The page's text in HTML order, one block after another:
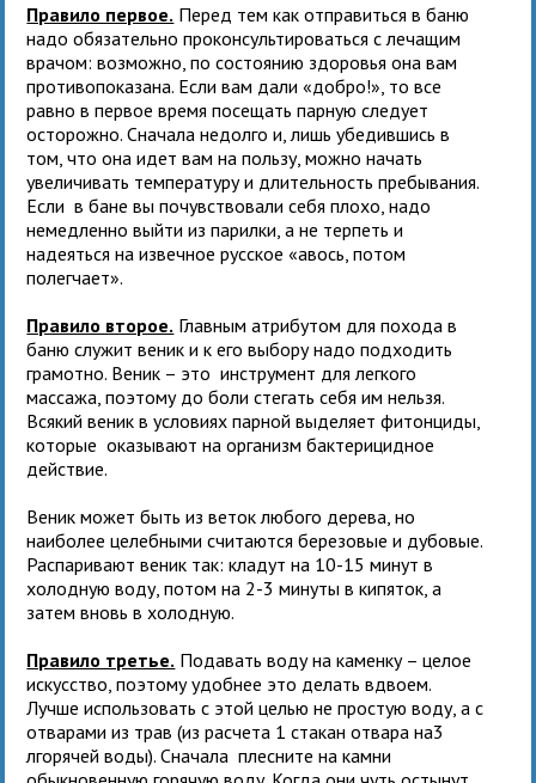
Правило первое. Перед тем как отправиться в баню
надо обязательно проконсультироваться с лечащим
врачом: возможно, по состоянию здоровья она вам
противопоказана. Если вам дали «добро!», то все
равно в первое время посещать парную следует
осторожно. Сначала недолго и, лишь убедившись в
том, что она идет вам на пользу, можно начать
увеличивать температуру и длительность пребывания.
Если в бане вы почувствовали себя плохо, надо
немедленно выйти из парилки, а не терпеть и
надеяться на извечное русское «авось, потом
полегчает».
Правило второе. Главным атрибутом для похода в
баню служит веник и к его выбору надо подходить
грамотно. Веник – это инструмент для легкого
массажа, поэтому до боли стегать себя им нельзя.
Всякий веник в условиях парной выделяет фитонциды,
которые оказывают на организм бактерицидное
действие.
Веник может быть из веток любого дерева, но
наиболее целебными считаются березовые и дубовые.
Распаривают веник так: кладут на 10-15 минут в
холодную воду, потом на 2-3 минуты в кипяток, а
затем вновь в холодную.
Правило третье. Подавать воду на каменку – целое
искусство, поэтому удобнее это делать вдвоем.
Лучше использовать с этой целью не простую воду, а с
отварами из трав (из расчета 1 стакан отвара на3
лгорячей воды). Сначала плесните на камни